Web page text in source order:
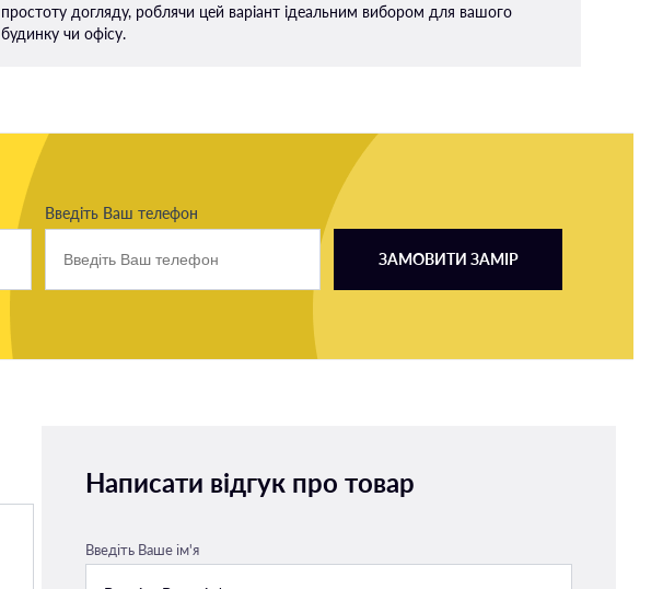
простоту догляду, роблячи цей варіант ідеальним вибором для вашого
будинку чи офісу.
Введіть Ваш телефон
ЗАМОВИТИ ЗАМІР
Написати відгук про товар
Введіть Ваше ім'я